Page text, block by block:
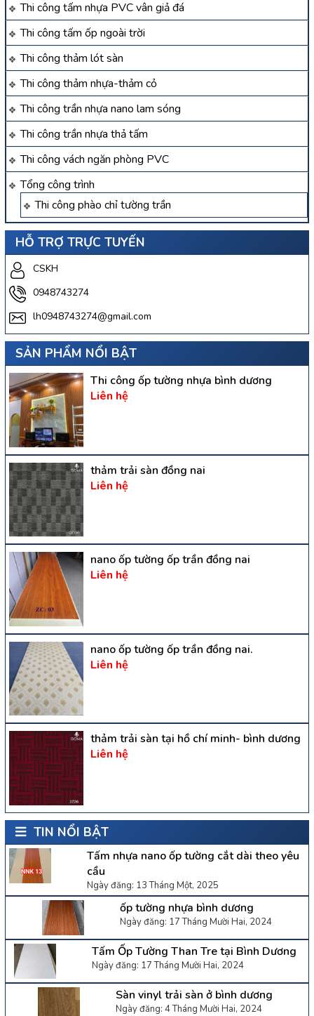
Thi công tấm nhựa PVC vân giả đá
Thi công tấm ốp ngoài trời
Thi công thảm lót sàn
Thi công thảm nhựa-thảm cỏ
Thi công trần nhựa nano lam sóng
Thi công trần nhựa thả tấm
Thi công vách ngăn phòng PVC
Tổng công trình
Thi công phào chỉ tường trần
HỖ TRỢ TRỰC TUYẾN
CSKH
0948743274
lh0948743274@gmail.com
SẢN PHẨM NỔI BẬT
Thi công ốp tường nhựa bình dương
Liên hệ
thảm trải sàn đồng nai
Liên hệ
nano ốp tường ốp trần đồng nai
Liên hệ
nano ốp tường ốp trần đồng nai.
Liên hệ
thảm trải sàn tại hồ chí minh- bình dương
Liên hệ
TIN NỔI BẬT
Tấm nhựa nano ốp tường cắt dài theo yêu
cầu
Ngày đăng: 13 Tháng Một, 2025
ốp tường nhựa bình dương
Ngày đăng: 17 Tháng Mười Hai, 2024
Tấm Ốp Tường Than Tre tại Bình Dương
Ngày đăng: 17 Tháng Mười Hai, 2024
Sàn vinyl trải sàn ở bình dương
Ngày đăng: 4 Tháng Mười Hai, 2024